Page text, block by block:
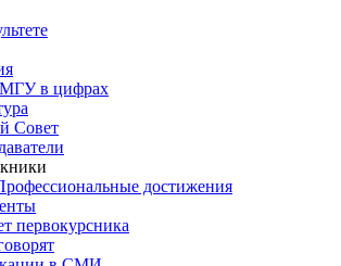
в цифрах
Совет
достижения
первокурсника